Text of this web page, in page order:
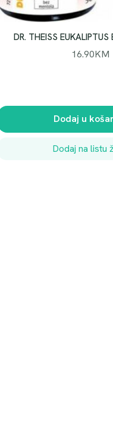
DR. THEISS
16.90KM
Dodaj u
Dodaj na listu